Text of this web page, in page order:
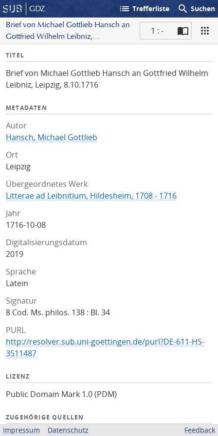
GDZ list Trefferliste search Suchen
Brief von Michael Gottlieb Hansch an
Gottfried Wilhelm Leibniz,
1 : -
I
f
o
TITEL
Brief von Michael Gottlieb Hansch an Gottfried Wilhelm
Leibniz, Leipzig, 8.10.1716
METADATEN
Autor
Hansch, Michael Gottlieb
Ort
Leipzig
Übergeordnetes Werk
Litterae ad Leibnitium, Hildesheim, 1708 - 1716
Jahr
1716-10-08
Digitalisierungsdatum
2019
Sprache
Latein
Signatur
8 Cod. Ms. philos. 138 : Bl. 34
PURL
http://resolver.sub.uni-goettingen.de/purl?DE-611-HS-
3511487
LIZENZ
Public Domain Mark 1.0 (PDM)
ZUGEHÖRIGE QUELLEN
Impressum Datenschutz Feedback